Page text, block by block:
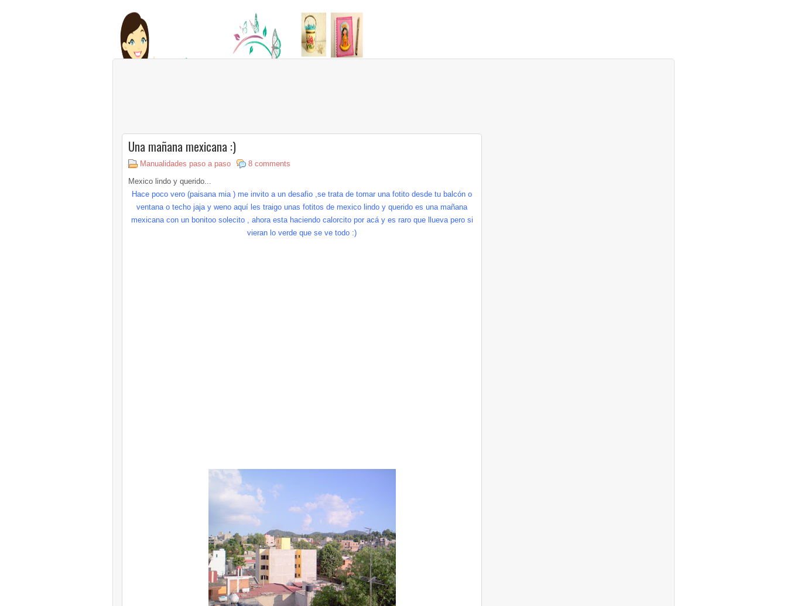
Una mañana mexicana :)
Manualidades paso a paso
8 comments
Mexico lindo y querido...
Hace poco vero (paisana mia ) me invito a un desafio ,se trata de tomar una fotito desde tu balcón o
ventana o techo jaja y weno aquí les traigo unas fotitos de mexico lindo y querido es una mañana
mexicana con un bonitoo solecito , ahora esta haciendo calorcito por acá y es raro que llueva pero si
vieran lo verde que se ve todo :)